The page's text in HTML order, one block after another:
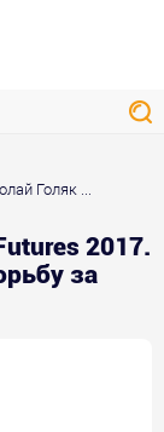
Голяк ...
2017.
за